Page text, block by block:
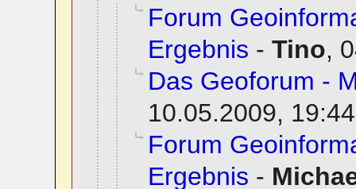
Forum
Ergebnis - Tino,
Das Geoforum -
10.05.2009, 19:44
Forum
Ergebnis -